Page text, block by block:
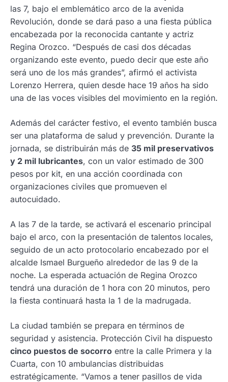
las 7, bajo el emblemático arco de la avenida
Revolución, donde se dará paso a una fiesta pública
encabezada por la reconocida cantante y actriz
Regina Orozco. “Después de casi dos décadas
organizando este evento, puedo decir que este año
será uno de los más grandes”, afirmó el activista
Lorenzo Herrera, quien desde hace 19 años ha sido
una de las voces visibles del movimiento en la región.
Además del carácter festivo, el evento también busca
ser una plataforma de salud y prevención. Durante la
jornada, se distribuirán más de 35 mil preservativos
y 2 mil lubricantes, con un valor estimado de 300
pesos por kit, en una acción coordinada con
organizaciones civiles que promueven el
autocuidado.
A las 7 de la tarde, se activará el escenario principal
bajo el arco, con la presentación de talentos locales,
seguido de un acto protocolario encabezado por el
alcalde Ismael Burgueño alrededor de las 9 de la
noche. La esperada actuación de Regina Orozco
tendrá una duración de 1 hora con 20 minutos, pero
la fiesta continuará hasta la 1 de la madrugada.
La ciudad también se prepara en términos de
seguridad y asistencia. Protección Civil ha dispuesto
cinco puestos de socorro entre la calle Primera y la
Cuarta, con 10 ambulancias distribuidas
estratégicamente. “Vamos a tener pasillos de vida